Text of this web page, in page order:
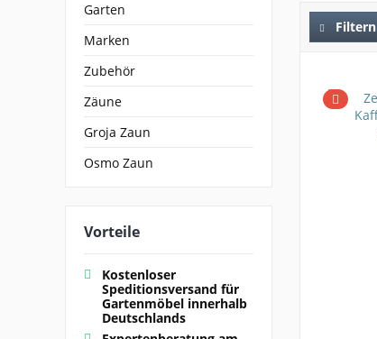
Garten
Marken
Zubehör
Zäune
Groja Zaun
Osmo Zaun
Vorteile
Kostenloser
Speditionsversand für
Gartenmöbel innerhalb
Deutschlands
Filtern